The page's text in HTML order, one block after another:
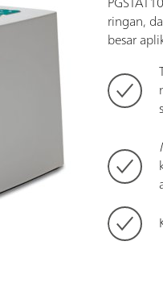
ringan,
besar